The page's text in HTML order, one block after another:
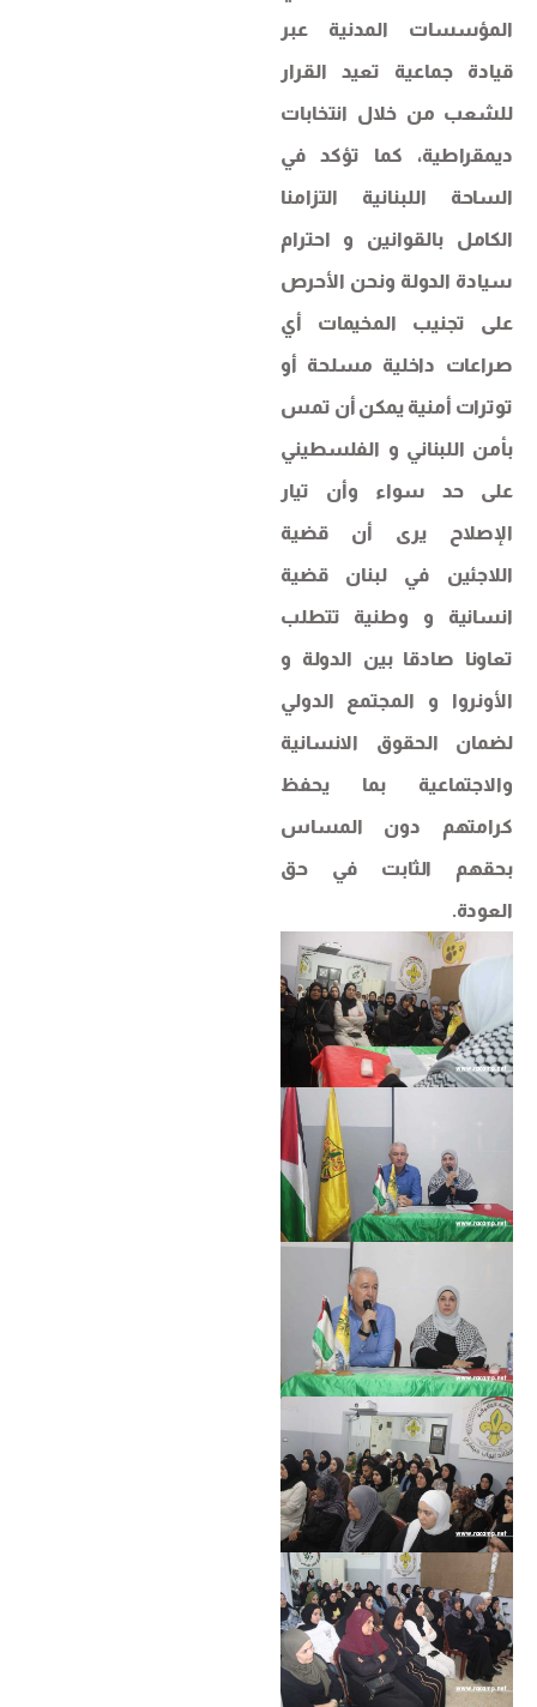
المؤسسات المدنية عبر
قيادة جماعية تعيد القرار
للشعب من خلال انتخابات
ديمقراطية، كما تؤكد في
الساحة اللبنانية التزامنا
الكامل بالقوانين و احترام
سيادة الدولة ونحن الأحرص
على تجنيب المخيمات أي
صراعات داخلية مسلحة أو
توترات أمنية يمكن أن تمس
بأمن اللبناني و الفلسطيني
على حد سواء وأن تیار
الإصلاح يرى أن قضية
اللاجئين في لبنان قضية
انسانية و وطنية تتطلب
تعاونا صادقا بين الدولة و
الأونروا و المجتمع الدولي
لضمان الحقوق الانسانية
والاجتماعية بما يحفظ
كرامتهم دون المساس
بحقهم الثابت في حق
العودة.